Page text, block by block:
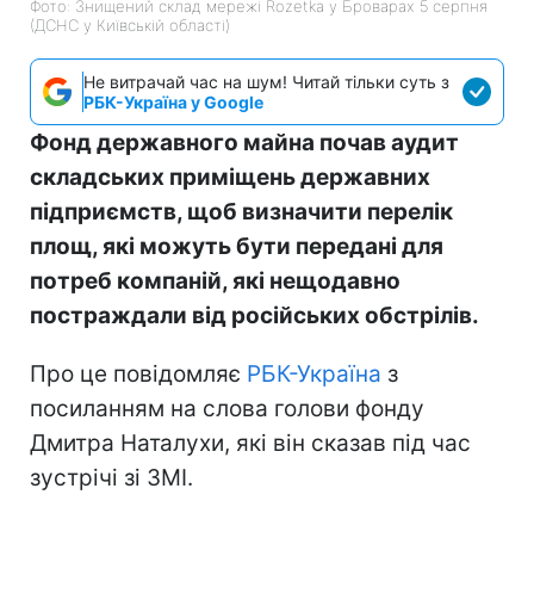
Фото: Знищений склад мережі Rozetka у Броварах 5 серпня
(ДСНС у Київській області)
Не витрачай час на шум! Читай тільки суть з
РБК-Україна у Google
Фонд державного майна почав аудит
складських приміщень державних
підприємств, щоб визначити перелік
площ, які можуть бути передані для
потреб компаній, які нещодавно
постраждали від російських обстрілів.
Про це повідомляє РБК-Україна з
посиланням на слова голови фонду
Дмитра Наталухи, які він сказав під час
зустрічі зі ЗМІ.